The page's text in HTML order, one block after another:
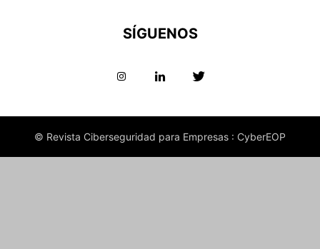
SÍGUENOS
© Revista Ciberseguridad para Empresas : CyberEOP